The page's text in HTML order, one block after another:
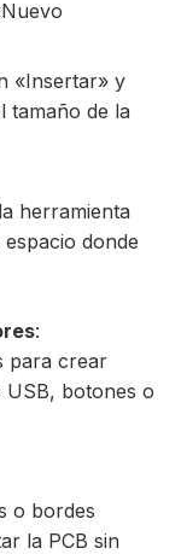
«Insertar» y
tamaño de la
herramienta
donde
:
para crear
botones o
o bordes
la PCB sin